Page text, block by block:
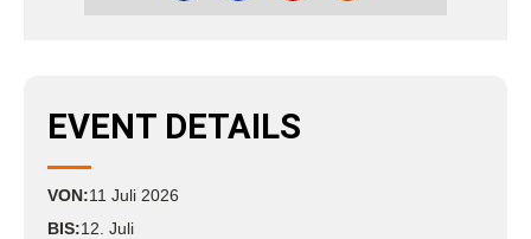
EVENT DETAILS
VON:11 Juli 2026
BIS:12. Juli